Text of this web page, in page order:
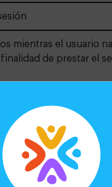
mientras el usuario
finalidad de prestar el
en el terminal y la
utilizada por el
la finalidad de prestar